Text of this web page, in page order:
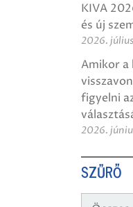
KIVA
és új
2026.
Amikor a
figyelni
2026.
SZŰRŐ